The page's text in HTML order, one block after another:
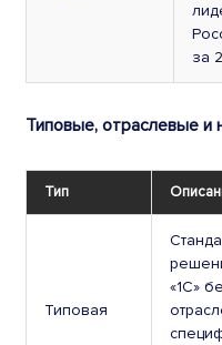
за
Типовые, отраслевые и
Тип
Типовая
«1С»